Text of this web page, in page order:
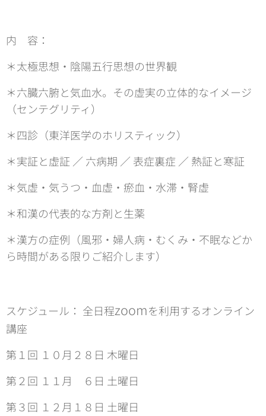
内 容：
＊太極思想・陰陽五行思想の世界観
＊六臓六腑と気血水。その虚実の立体的なイメージ
（センテグリティ）
＊四診（東洋医学のホリスティック）
＊実証と虚証 ／ 六病期 ／ 表症裏症 ／ 熱証と寒証
＊気虚・気うつ・血虚・瘀血・水滞・腎虚
＊和漢の代表的な方剤と生薬
＊漢方の症例（風邪・婦人病・むくみ・不眠などか
ら時間がある限りご紹介します）
スケジュール： 全日程zoomを利用するオンライン
講座
第１回 １０月２８日 木曜日
第２回 １１月 ６日 土曜日
第３回 １２月１８日 土曜日